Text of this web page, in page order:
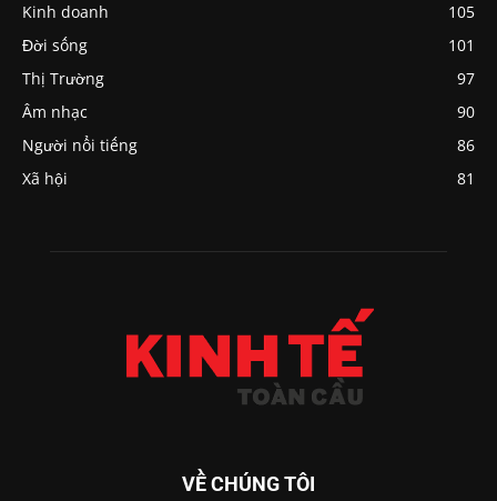
Kinh doanh
105
Đời sống
101
Thị Trường
97
Âm nhạc
90
Người nổi tiếng
86
Xã hội
81
VỀ CHÚNG TÔI